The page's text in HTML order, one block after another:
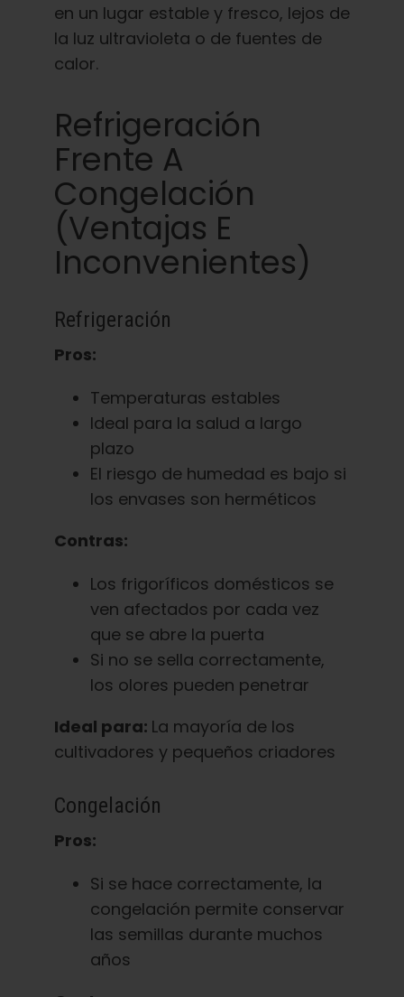
en un lugar estable y fresco, lejos de
la luz ultravioleta o de fuentes de
calor.
Refrigeración
Frente A
Congelación
(ventajas E
Inconvenientes)
Refrigeración
Pros:
Temperaturas estables
Ideal para la salud a largo
plazo
El riesgo de humedad es bajo si
los envases son herméticos
Contras:
Los frigoríficos domésticos se
ven afectados por cada vez
que se abre la puerta
Si no se sella correctamente,
los olores pueden penetrar
Ideal para: La mayoría de los
cultivadores y pequeños criadores
Congelación
Pros:
Si se hace correctamente, la
congelación permite conservar
las semillas durante muchos
años